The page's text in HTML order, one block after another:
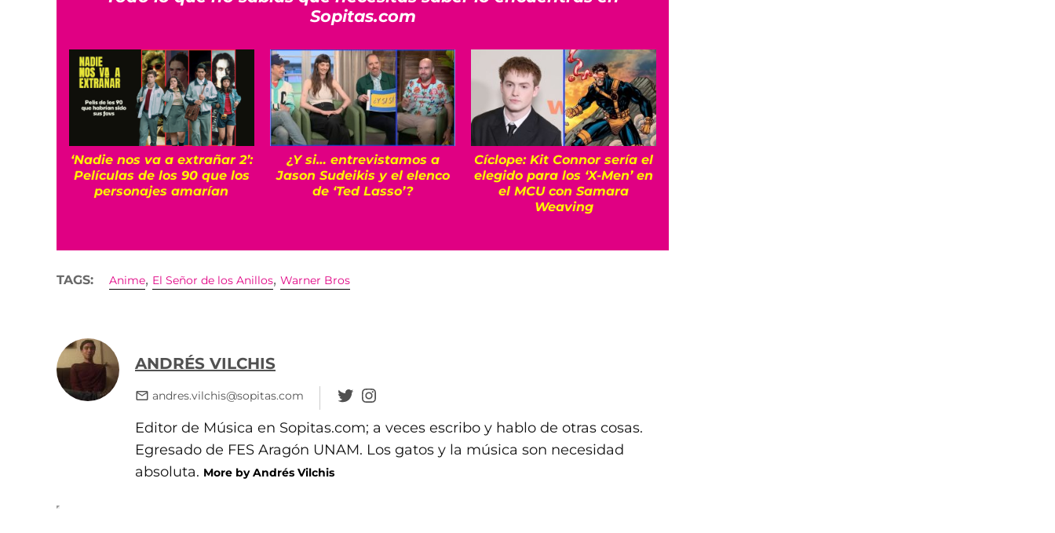
Sopitas.com
‘Nadie nos va a extrañar 2’:
Películas de los 90 que los
personajes amarían
¿Y si… entrevistamos a
Jason Sudeikis y el elenco
de ‘Ted Lasso’?
Cíclope: Kit Connor sería el
elegido para los ‘X-Men’ en
el MCU con Samara
Weaving
TAGS: Anime, El Señor de los Anillos, Warner Bros
ANDRÉS VILCHIS
andres.vilchis@sopitas.com
Editor de Música en Sopitas.com; a veces escribo y hablo de otras cosas.
Egresado de FES Aragón UNAM. Los gatos y la música son necesidad
absoluta. More by Andrés Vilchis